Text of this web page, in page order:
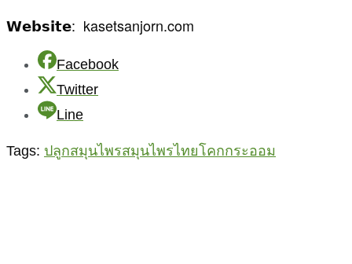
𝗪𝗲𝗯𝘀𝗶𝘁𝗲: kasetsanjorn.com
Facebook
Twitter
Line
Tags: ปลูกสมุนไพรสมุนไพรไทยโคกกระออม